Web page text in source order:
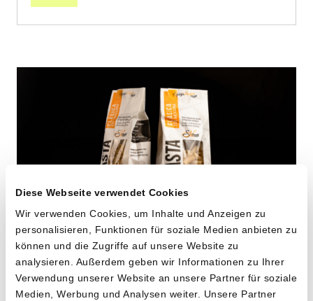
Diese Webseite verwendet Cookies
Wir verwenden Cookies, um Inhalte und Anzeigen zu
personalisieren, Funktionen für soziale Medien anbieten zu
können und die Zugriffe auf unsere Website zu
analysieren. Außerdem geben wir Informationen zu Ihrer
Verwendung unserer Website an unsere Partner für soziale
Medien, Werbung und Analysen weiter. Unsere Partner
Maccheroni aus alten
Hartweizensorten